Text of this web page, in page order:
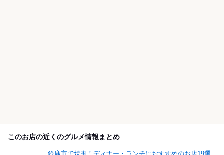
このお店の近くのグルメ情報まとめ
鈴鹿市で焼肉！ディナー・ランチにおすすめのお店19選